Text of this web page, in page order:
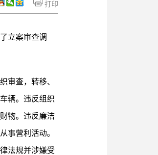
打印
立案审查调
审查，转移、
辆。违反组织
物。违反廉洁
事营利活动。
法规并涉嫌受